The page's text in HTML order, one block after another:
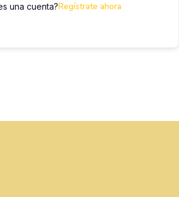
una cuenta?Regístrate ahora